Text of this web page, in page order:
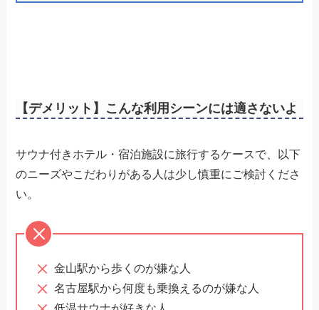
【デメリット】こんな利用シーンには適さないよ
サウナ付きホテル・宿泊施設に旅行するケースで、以下
のニーズやこだわりがある人は少し慎重にご検討くださ
い。
金山駅から歩くのが嫌な人
名古屋駅から何度も乗換えるのが嫌な人